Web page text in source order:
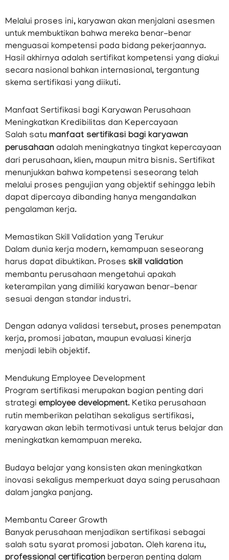
Melalui proses ini, karyawan akan menjalani asesmen
untuk membuktikan bahwa mereka benar-benar
menguasai kompetensi pada bidang pekerjaannya.
Hasil akhirnya adalah sertifikat kompetensi yang diakui
secara nasional bahkan internasional, tergantung
skema sertifikasi yang diikuti.
Manfaat Sertifikasi bagi Karyawan Perusahaan
Meningkatkan Kredibilitas dan Kepercayaan
Salah satu manfaat sertifikasi bagi karyawan
perusahaan adalah meningkatnya tingkat kepercayaan
dari perusahaan, klien, maupun mitra bisnis. Sertifikat
menunjukkan bahwa kompetensi seseorang telah
melalui proses pengujian yang objektif sehingga lebih
dapat dipercaya dibanding hanya mengandalkan
pengalaman kerja.
Memastikan Skill Validation yang Terukur
Dalam dunia kerja modern, kemampuan seseorang
harus dapat dibuktikan. Proses skill validation
membantu perusahaan mengetahui apakah
keterampilan yang dimiliki karyawan benar-benar
sesuai dengan standar industri.
Dengan adanya validasi tersebut, proses penempatan
kerja, promosi jabatan, maupun evaluasi kinerja
menjadi lebih objektif.
Mendukung Employee Development
Program sertifikasi merupakan bagian penting dari
strategi employee development. Ketika perusahaan
rutin memberikan pelatihan sekaligus sertifikasi,
karyawan akan lebih termotivasi untuk terus belajar dan
meningkatkan kemampuan mereka.
Budaya belajar yang konsisten akan meningkatkan
inovasi sekaligus memperkuat daya saing perusahaan
dalam jangka panjang.
Membantu Career Growth
Banyak perusahaan menjadikan sertifikasi sebagai
salah satu syarat promosi jabatan. Oleh karena itu,
professional certification berperan penting dalam